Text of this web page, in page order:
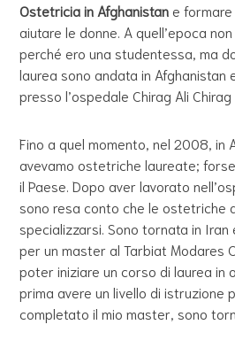
Ostetricia in Afghanistan e
aiutare le donne. A quell’epoca
perché ero una studentessa, ma
laurea sono andata in Afghanistan
presso l’ospedale Chirag Ali Chirag
Fino a quel momento, nel 2008, in
avevamo ostetriche laureate;
il Paese. Dopo aver lavorato
sono resa conto che le ostetriche
specializzarsi. Sono tornata in
per un master al Tarbiat Modares
poter iniziare un corso di laurea in
prima avere un livello di istruzione
completato il mio master, sono